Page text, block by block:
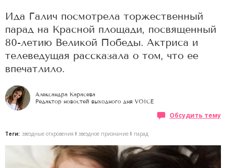
Ида Галич посмотрела торжественный
парад на Красной площади, посвященный
80-летию Великой Победы. Актриса и
телеведущая рассказала о том, что ее
впечатлило.
Александра Карасева
Редактор новостей выходного дня VOICE
Обсудить тему
Теги: звездные откровения звездное признание парад